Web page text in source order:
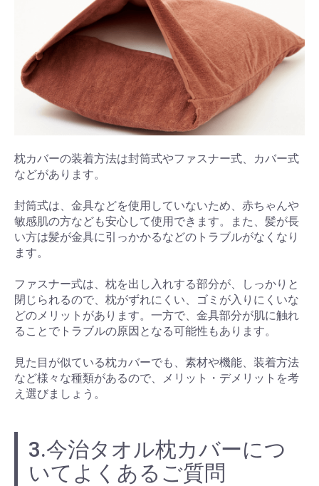
枕カバーの装着方法は封筒式やファスナー式、カバー式
などがあります。
封筒式は、金具などを使用していないため、赤ちゃんや
敏感肌の方なども安心して使用できます。また、髪が長
い方は髪が金具に引っかかるなどのトラブルがなくなり
ます。
ファスナー式は、枕を出し入れする部分が、しっかりと
閉じられるので、枕がずれにくい、ゴミが入りにくいな
どのメリットがあります。一方で、金具部分が肌に触れ
ることでトラブルの原因となる可能性もあります。
見た目が似ている枕カバーでも、素材や機能、装着方法
など様々な種類があるので、メリット・デメリットを考
え選びましょう。
3.今治タオル枕カバーにつ
いてよくあるご質問